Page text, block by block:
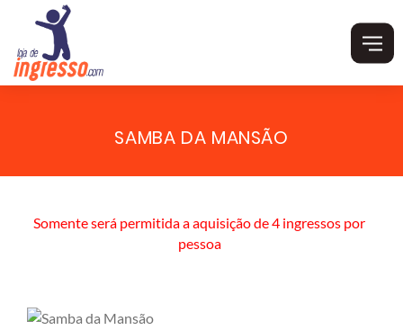
SAMBA DA MANSÃO
Somente será permitida a aquisição de 4 ingressos por
pessoa